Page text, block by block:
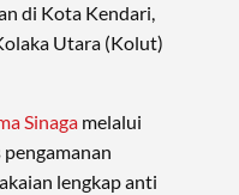
di Kota Kendari,
Utara (Kolut)
Sinaga melalui
lengkap anti